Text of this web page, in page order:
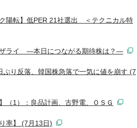
陽転】低PER 21社選出 ＜テクニカル特
ザライ ―本日につながる期待株は？―
ぶり反落、韓国株急落で一気に値を崩す (7
（1）：良品計画、古野電、ＯＳＧ
率】 (7月13日)